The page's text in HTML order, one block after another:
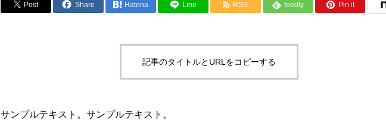
Post Share Hatena Line RSS feedly Pin it
記事のタイトルとURLをコピーする
サンプルテキスト。サンプルテキスト。